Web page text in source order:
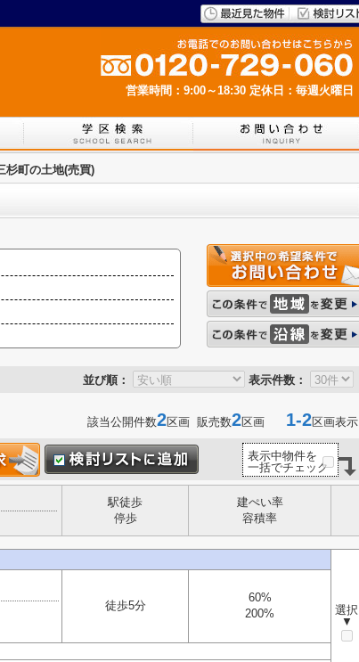
営業時間：9:00～18:30 定休日：毎週火曜日
杉町の土地(売買)
並び順： 表示件数：
該当公開件数2区画 販売数2区画 1-2区画表示
表示中物件を
一括でチェック
駅徒歩
停歩
建ぺい率
容積率
選択
▼
徒歩5分
60%
200%